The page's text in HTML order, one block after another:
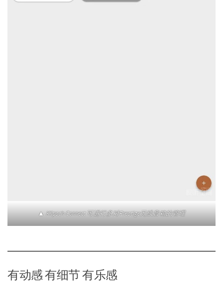
▲ Klipsch Connect 可进行多对Prestige无线音箱的管理
有动感 有细节 有乐感